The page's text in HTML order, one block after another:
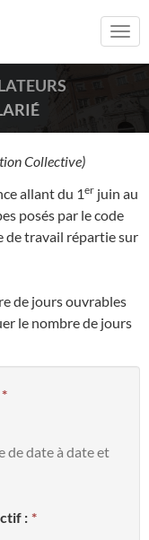
Collective)
allant du 1er juin au
posés par le code
de travail répartie sur
de jours ouvrables
le nombre de jours
de date à date et
: